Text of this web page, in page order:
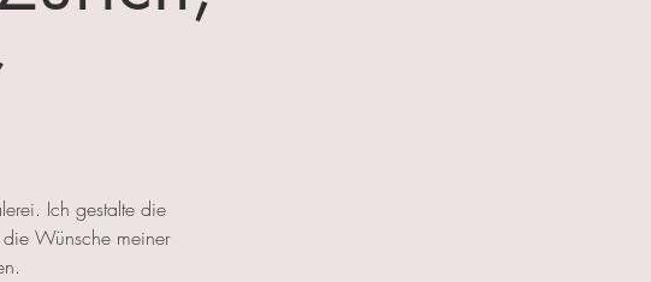
Ich gestalte die
Wünsche meiner